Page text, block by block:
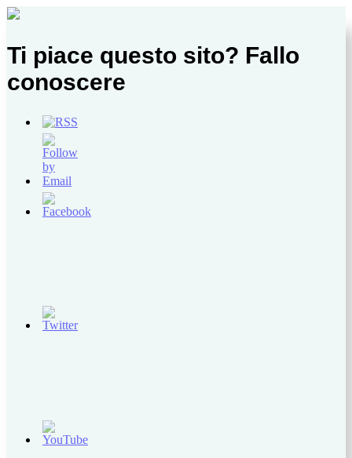
Ti piace questo sito? Fallo
conoscere